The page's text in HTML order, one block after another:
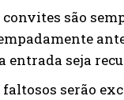
convites são
entrada seja
faltosos serão